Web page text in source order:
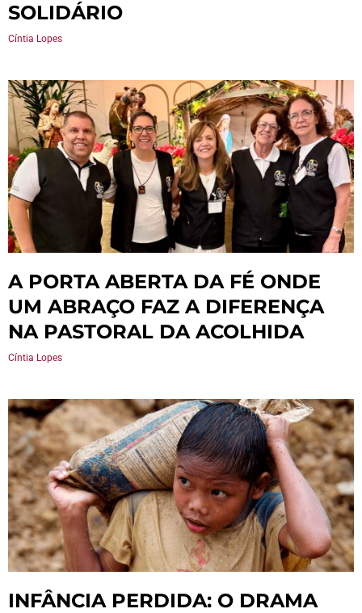
SOLIDÁRIO
Cíntia Lopes
A PORTA ABERTA DA FÉ ONDE
UM ABRAÇO FAZ A DIFERENÇA
NA PASTORAL DA ACOLHIDA
Cíntia Lopes
INFÂNCIA PERDIDA: O DRAMA